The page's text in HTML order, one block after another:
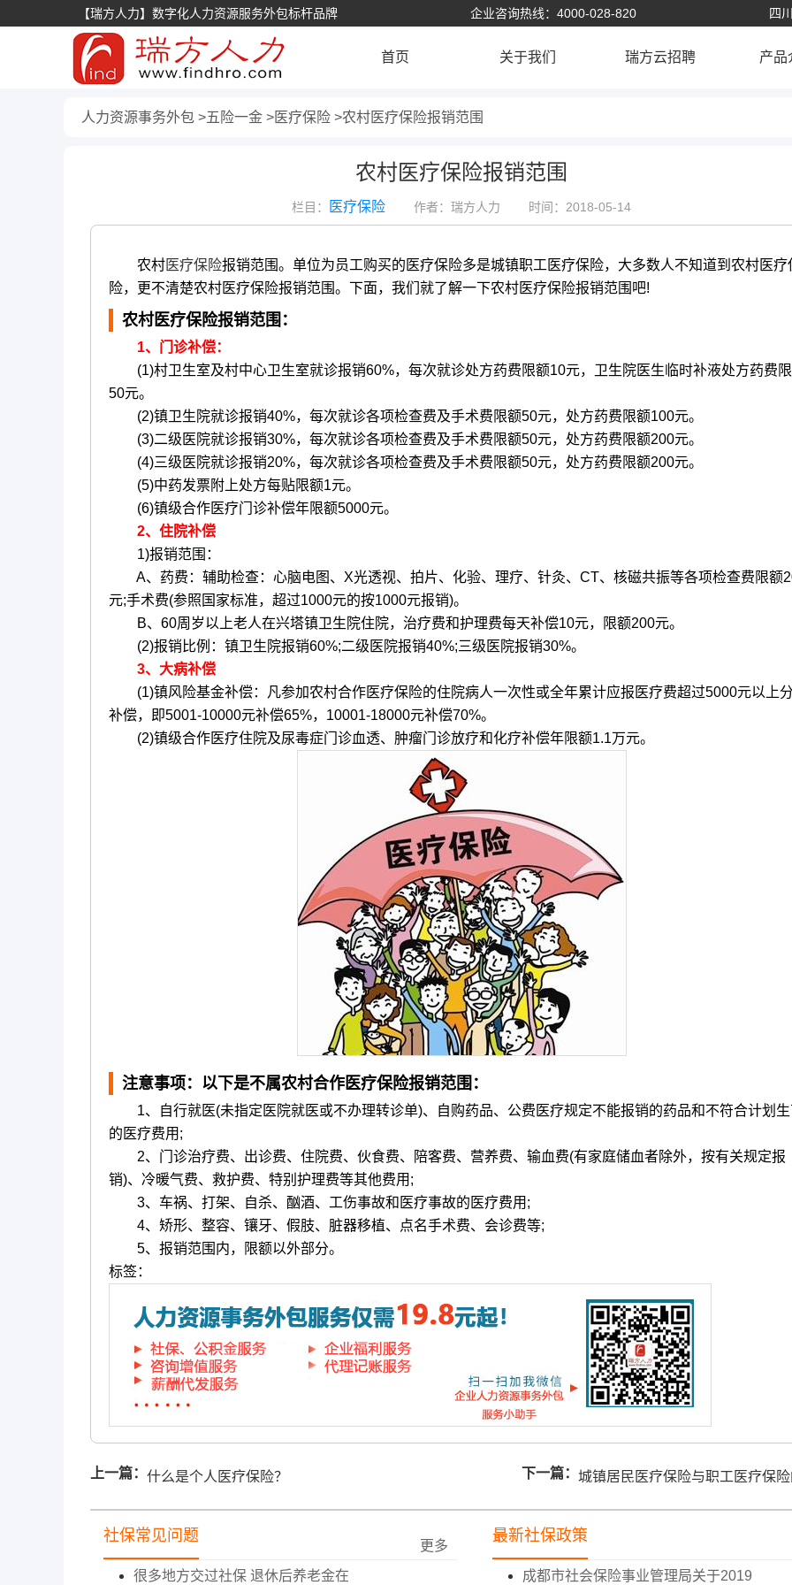
【瑞方人力】数字化人力资源服务外包标杆品牌 企业咨询热线：4000-028-820 四
首页 关于我们 瑞方云招聘 产品
人力资源事务外包 五险一金 医疗保险 农村医疗保险报销范围
农村医疗保险报销范围
栏目： 医疗保险 作者：瑞方人力 时间：2018-05-14
农村医疗保险报销范围。单位为员工购买的医疗保险多是城镇职工医疗保险，大多数人不知道到农村医疗
险，更不清楚农村医疗保险报销范围。下面，我们就了解一下农村医疗保险报销范围吧!
农村医疗保险报销范围：
1、门诊补偿：
(1)村卫生室及村中心卫生室就诊报销60%，每次就诊处方药费限额10元，卫生院医生临时补液处方药费
50元。
(2)镇卫生院就诊报销40%，每次就诊各项检查费及手术费限额50元，处方药费限额100元。
(3)二级医院就诊报销30%，每次就诊各项检查费及手术费限额50元，处方药费限额200元。
(4)三级医院就诊报销20%，每次就诊各项检查费及手术费限额50元，处方药费限额200元。
(5)中药发票附上处方每贴限额1元。
(6)镇级合作医疗门诊补偿年限额5000元。
2、住院补偿
1)报销范围：
A、药费：辅助检查：心脑电图、X光透视、拍片、化验、理疗、针灸、CT、核磁共振等各项检查费限额
元;手术费(参照国家标准，超过1000元的按1000元报销)。
B、60周岁以上老人在兴塔镇卫生院住院，治疗费和护理费每天补偿10元，限额200元。
(2)报销比例：镇卫生院报销60%;二级医院报销40%;三级医院报销30%。
3、大病补偿
(1)镇风险基金补偿：凡参加农村合作医疗保险的住院病人一次性或全年累计应报医疗费超过5000元以上
补偿，即5001-10000元补偿65%，10001-18000元补偿70%。
(2)镇级合作医疗住院及尿毒症门诊血透、肿瘤门诊放疗和化疗补偿年限额1.1万元。
注意事项：以下是不属农村合作医疗保险报销范围：
1、自行就医(未指定医院就医或不办理转诊单)、自购药品、公费医疗规定不能报销的药品和不符合计划
的医疗费用;
2、门诊治疗费、出诊费、住院费、伙食费、陪客费、营养费、输血费(有家庭储血者除外，按有关规定报
销)、冷暖气费、救护费、特别护理费等其他费用;
3、车祸、打架、自杀、酗酒、工伤事故和医疗事故的医疗费用;
4、矫形、整容、镶牙、假肢、脏器移植、点名手术费、会诊费等;
5、报销范围内，限额以外部分。
标签：
上一篇： 什么是个人医疗保险？ 下一篇： 城镇居民医疗保险与职工医疗保
社保常见问题
更多
很多地方交过社保 退休后养老金在
最新社保政策
成都市社会保险事业管理局关于2019